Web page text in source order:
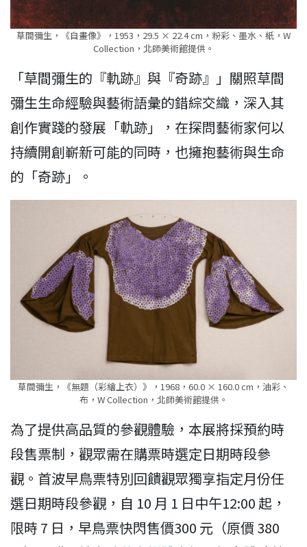
草間彌生，《自畫像》，1953，29.5 × 22.4 cm，粉彩、墨水、紙，W
Collection，北師美術館提供。
「草間彌生的『軌跡』與『奇跡』」關照草間
彌生生命經驗與藝術語彙的錯綜交織，深入其
創作實踐的發展「軌跡」，在探問藝術家何以
持續開創嶄新可能的同時，也擁抱藝術與生命
的「奇跡」。
草間彌生，《無題（彩繪上衣）》，1968，60.0 × 160.0 cm，油彩、
布，W Collection，北師美術館提供。
為了提供高品質的參觀體驗，本展將採預約時
段售票制，觀眾需在購票時選定日期時段參
觀。首波早鳥票特別回饋觀眾獨享指定月份任
選日期時段參觀，自 10 月 1 日中午12:00 起，
限時 7 日，早鳥票快閃售價300 元（原價 380